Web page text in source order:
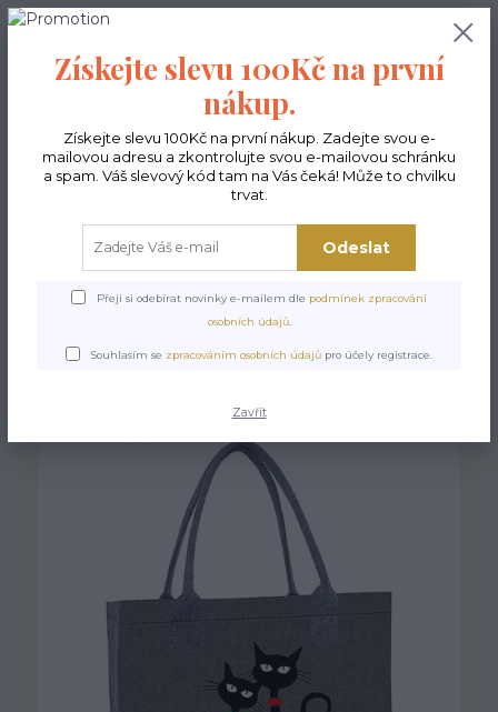
0,00 Kč
Kabelky ekologické Kabelky velké Kabelky Lady
Kabelka Lady - Dvě kočky
Získejte slevu 100Kč na první
nákup.
Získejte slevu 100Kč na první nákup. Zadejte svou e-
mailovou adresu a zkontrolujte svou e-mailovou schránku
a spam. Váš slevový kód tam na Vás čeká! Může to chvilku
trvat.
Odeslat
Přeji si odebírat novinky e-mailem dle podmínek zpracování
osobních údajů.
Souhlasím se zpracováním osobních údajů pro účely registrace.
Zavřít